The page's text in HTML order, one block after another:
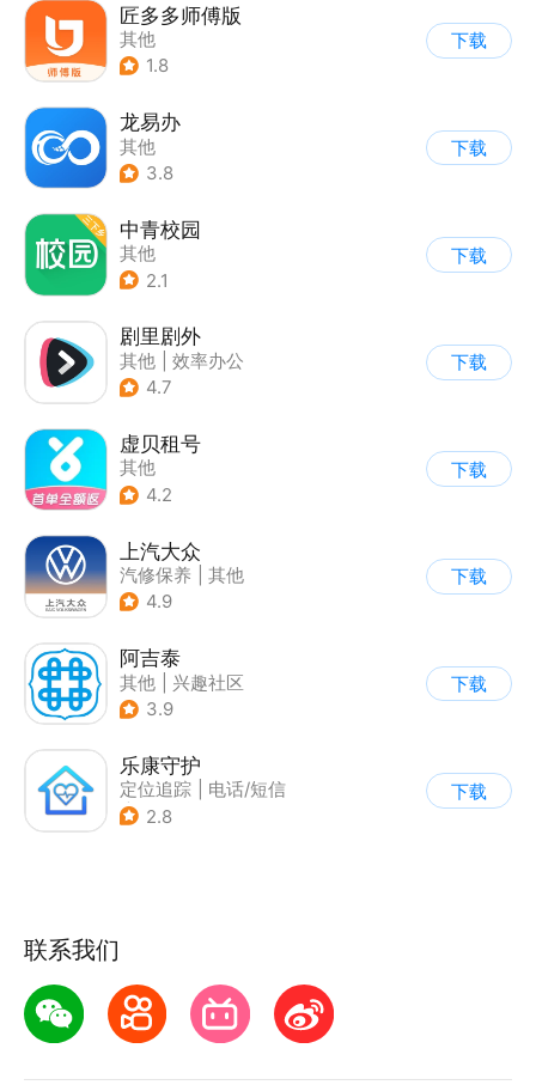
匠多多师傅版
其他
1.8
下载
龙易办
其他
3.8
下载
中青校园
其他
2.1
下载
剧里剧外
其他
效率办公
4.7
下载
虚贝租号
其他
4.2
下载
上汽大众
汽修保养
其他
4.9
下载
阿吉泰
其他
兴趣社区
3.9
下载
乐康守护
定位追踪
电话/短信
| 其他
2.8
下载
联系我们